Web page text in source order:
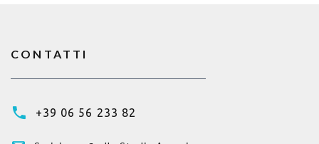
CONTATTI
+39 06 56 233 82